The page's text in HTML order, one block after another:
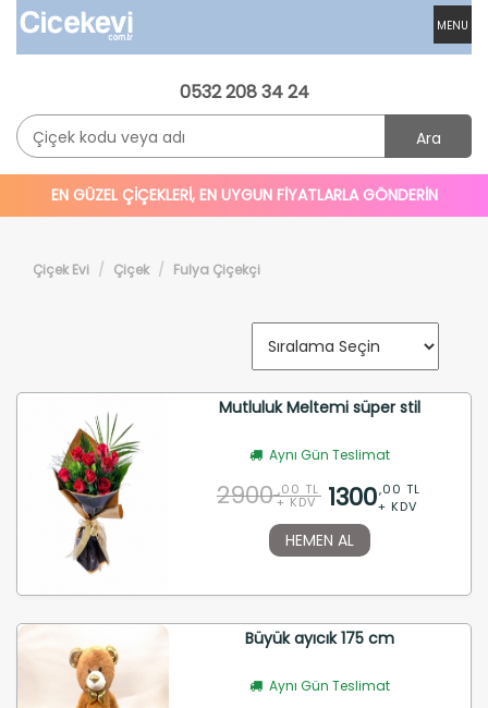
MENU
0532 208 34 24
Ara
EN GÜZEL ÇİÇEKLERİ, EN UYGUN FİYATLARLA GÖNDERİN
Çiçek Evi Çiçek Fulya Çiçekçi
Mutluluk Meltemi süper stil
Aynı Gün Teslimat
2900 ,00 TL
+ KDV 1300,00 TL
+ KDV
HEMEN AL
Büyük ayıcık 175 cm
Aynı Gün Teslimat